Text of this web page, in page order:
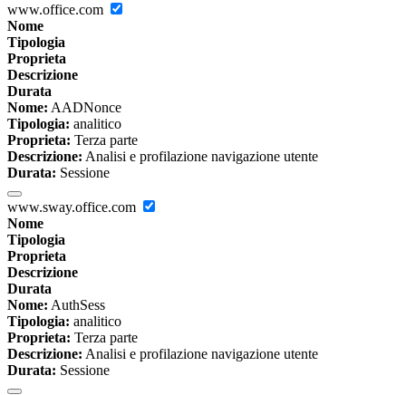
www.office.com
Nome
Tipologia
Proprieta
Descrizione
Durata
Nome: AADNonce
Tipologia: analitico
Proprieta: Terza parte
Descrizione: Analisi e profilazione navigazione utente
Durata: Sessione
www.sway.office.com
Nome
Tipologia
Proprieta
Descrizione
Durata
Nome: AuthSess
Tipologia: analitico
Proprieta: Terza parte
Descrizione: Analisi e profilazione navigazione utente
Durata: Sessione